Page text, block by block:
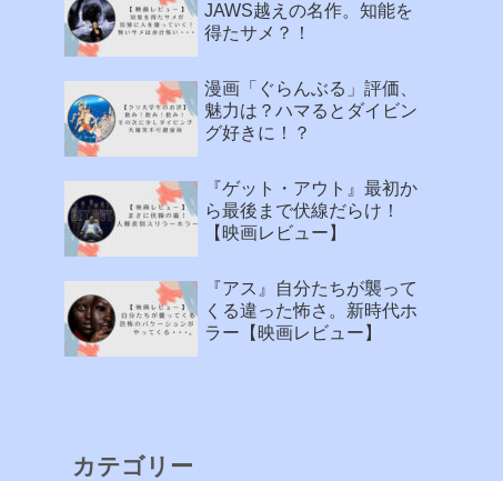
JAWS越えの名作。知能を
得たサメ？！
漫画「ぐらんぶる」評価、
魅力は？ハマるとダイビン
グ好きに！？
『ゲット・アウト』最初か
ら最後まで伏線だらけ！
【映画レビュー】
『アス』自分たちが襲って
くる違った怖さ。新時代ホ
ラー【映画レビュー】
カテゴリー